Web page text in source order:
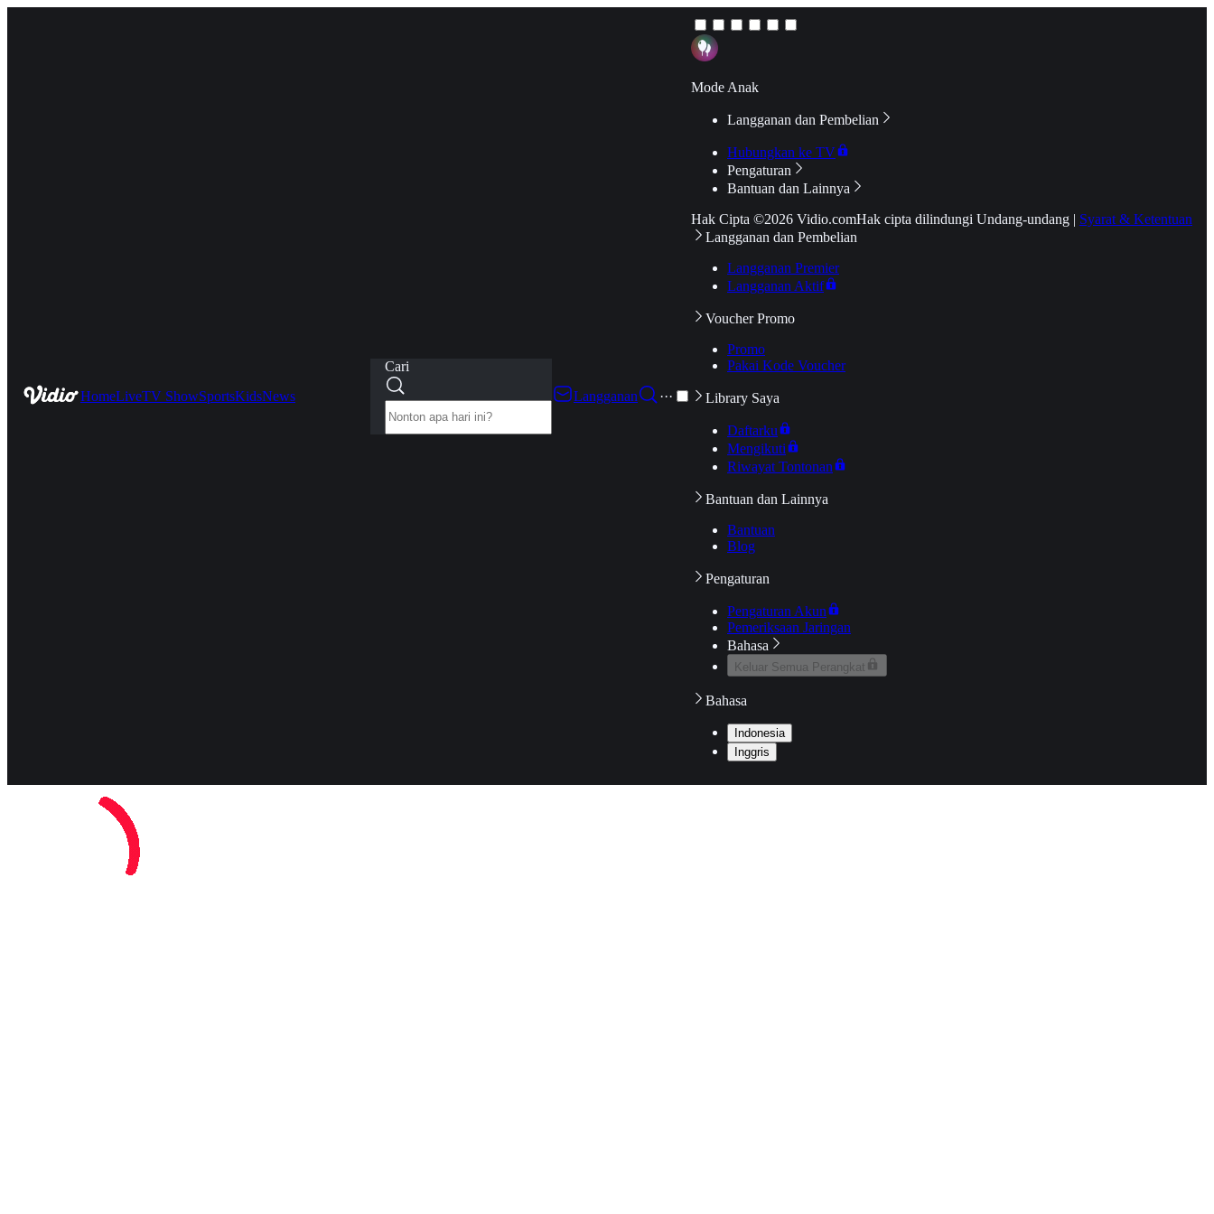
HomeLiveTV ShowSportsKidsNews
Cari
Langganan
···
Mode Anak
Langganan dan Pembelian
Hubungkan ke TV
Pengaturan
Bantuan dan Lainnya
Hak Cipta ©2026 Vidio.comHak cipta dilindungi Undang-undang | Syarat & Ketentuan
Langganan dan Pembelian
Langganan Premier
Langganan Aktif
Voucher Promo
Promo
Pakai Kode Voucher
Library Saya
Daftarku
Mengikuti
Riwayat Tontonan
Bantuan dan Lainnya
Bantuan
Blog
Pengaturan
Pengaturan Akun
Pemeriksaan Jaringan
Bahasa
Keluar Semua Perangkat
Bahasa
Indonesia
Inggris